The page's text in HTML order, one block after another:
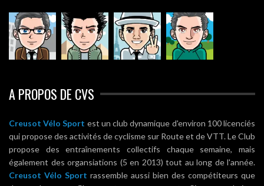
A PROPOS DE CVS
Creusot Vélo Sport est un club dynamique d'environ 100 licenciés
qui propose des activités de cyclisme sur Route et de VTT. Le Club
propose des entraînements collectifs chaque semaine, mais
également des organsiations (5 en 2013) tout au long de l'année.
Creusot Vélo Sport rassemble aussi bien des compétiteurs que